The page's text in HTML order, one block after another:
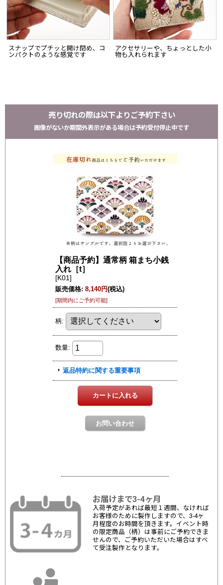
スナップでプチッと開け閉め、コ
ンパクトのような感覚です
アクセサリーや、ちょっとした小
物も入れられます
売り切れの際は以下よりご予約下さい
画像がないか期間外表示がある場合は予約受付停止中です
お届けまで3-4ヶ月
入荷予定があれば最短１週間、なければ
お客様のために製作しますので、3-4ヶ
月程度のお時間を頂きます。イベント時
の限定商品（柄）は事前にご予約できま
せんので、ご予約いただいた場合はすべ
て受注製作となります。